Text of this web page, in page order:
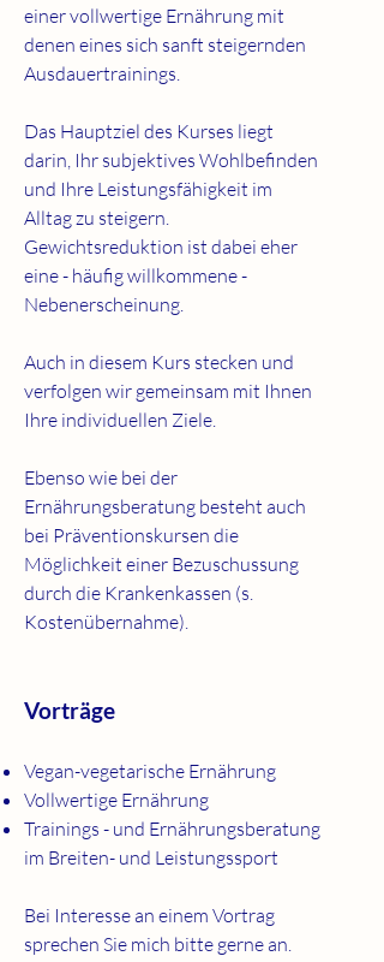
einer vollwertige Ernährung mit
denen eines sich sanft steigernden
Ausdauertrainings.
Das Hauptziel des Kurses liegt
darin, Ihr subjektives Wohlbefinden
und Ihre Leistungsfähigkeit im
Alltag zu steigern.
Gewichtsreduktion ist dabei eher
eine - häufig willkommene -
Nebenerscheinung.
Auch in diesem Kurs stecken und
verfolgen wir gemeinsam mit Ihnen
Ihre individuellen Ziele.
Ebenso wie bei der
Ernährungsberatung besteht auch
bei Präventionskursen die
Möglichkeit einer Bezuschussung
durch die Krankenkassen (s.
Kostenübernahme).
Vorträge
Vegan-vegetarische Ernährung
Vollwertige Ernährung
Trainings - und Ernährungsberatung
im Breiten- und Leistungssport
Bei Interesse an einem Vortrag
sprechen Sie mich bitte gerne an.